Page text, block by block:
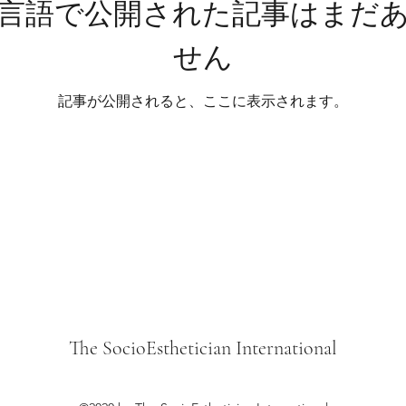
語で公開された記事はまだ
せん
記事が公開されると、ここに表示されます。
The SocioEsthetician International